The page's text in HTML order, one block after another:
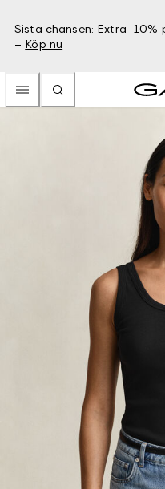
Sista chansen: Extra -10%
– Köp nu